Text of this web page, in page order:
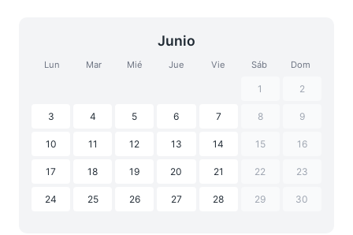
Junio
Lun Mar Mié Jue Vie Sáb Dom
1 2
3 4 5 6 7 8 9
10 11 12 13 14 15 16
17 18 19 20 21 22 23
24 25 26 27 28 29 30